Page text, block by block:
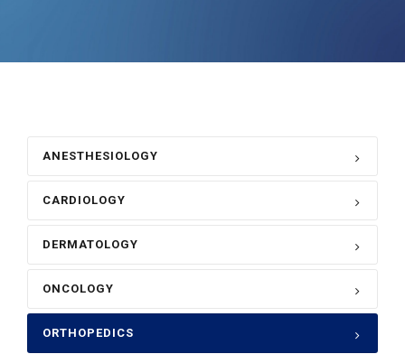
ANESTHESIOLOGY
CARDIOLOGY
DERMATOLOGY
ONCOLOGY
ORTHOPEDICS